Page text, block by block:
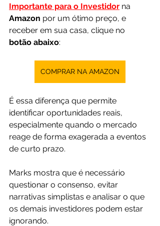
Importante para o Investidor na
Amazon por um ótimo preço, e
receber em sua casa, clique no
botão abaixo:
COMPRAR NA AMAZON
É essa diferença que permite
identificar oportunidades reais,
especialmente quando o mercado
reage de forma exagerada a eventos
de curto prazo.
Marks mostra que é necessário
questionar o consenso, evitar
narrativas simplistas e analisar o que
os demais investidores podem estar
ignorando.